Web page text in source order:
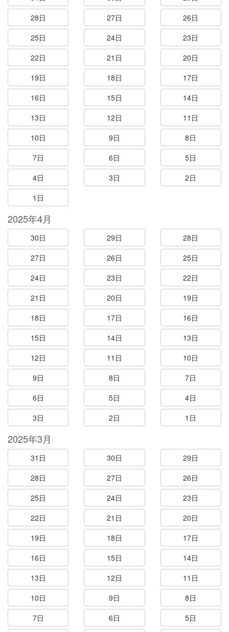
28日
27日
26日
25日
24日
23日
22日
21日
20日
19日
18日
17日
16日
15日
14日
13日
12日
11日
10日
9日
8日
7日
6日
5日
4日
3日
2日
1日
2025年4月
30日 29日
28日
27日
26日
25日
24日
23日
22日
21日
20日
19日
18日
17日
16日
15日
14日
13日
12日
11日
10日
9日
8日
7日
6日
5日
4日
3日
2日 1日
2025年3月
31日 30日
29日
28日
27日
26日
25日
24日
23日
22日
21日
20日
19日
18日
17日
16日
15日
14日
13日
12日
11日
10日
9日
8日
7日
6日
5日